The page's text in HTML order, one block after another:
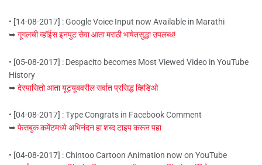
• [14-08-2017] : Google Voice Input now Available in Marathi
➥ गूगलची व्हॉईस इनपुट सेवा आता मराठी भाषेतसुद्धा उपलब्ध!
• [05-08-2017] : Despacito becomes Most Viewed Video in YouTube
History
➥ देस्पासितो आता यूट्यूबवरील सर्वात प्रसिद्ध व्हिडिओ
• [04-08-2017] : Type Congrats in Facebook Comment
➥ फेसबुक कमेंटमध्ये अभिनंदन हा शब्द टाइप करून पहा
• [04-08-2017] : Chintoo Cartoon Animation now on YouTube